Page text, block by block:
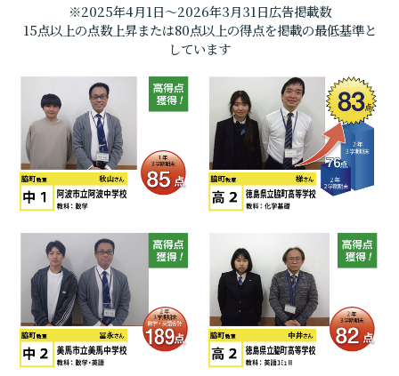
※2025年4月1日～2026年3月31日広告掲載数
15点以上の点数上昇または80点以上の得点を掲載の最低基準と
しています